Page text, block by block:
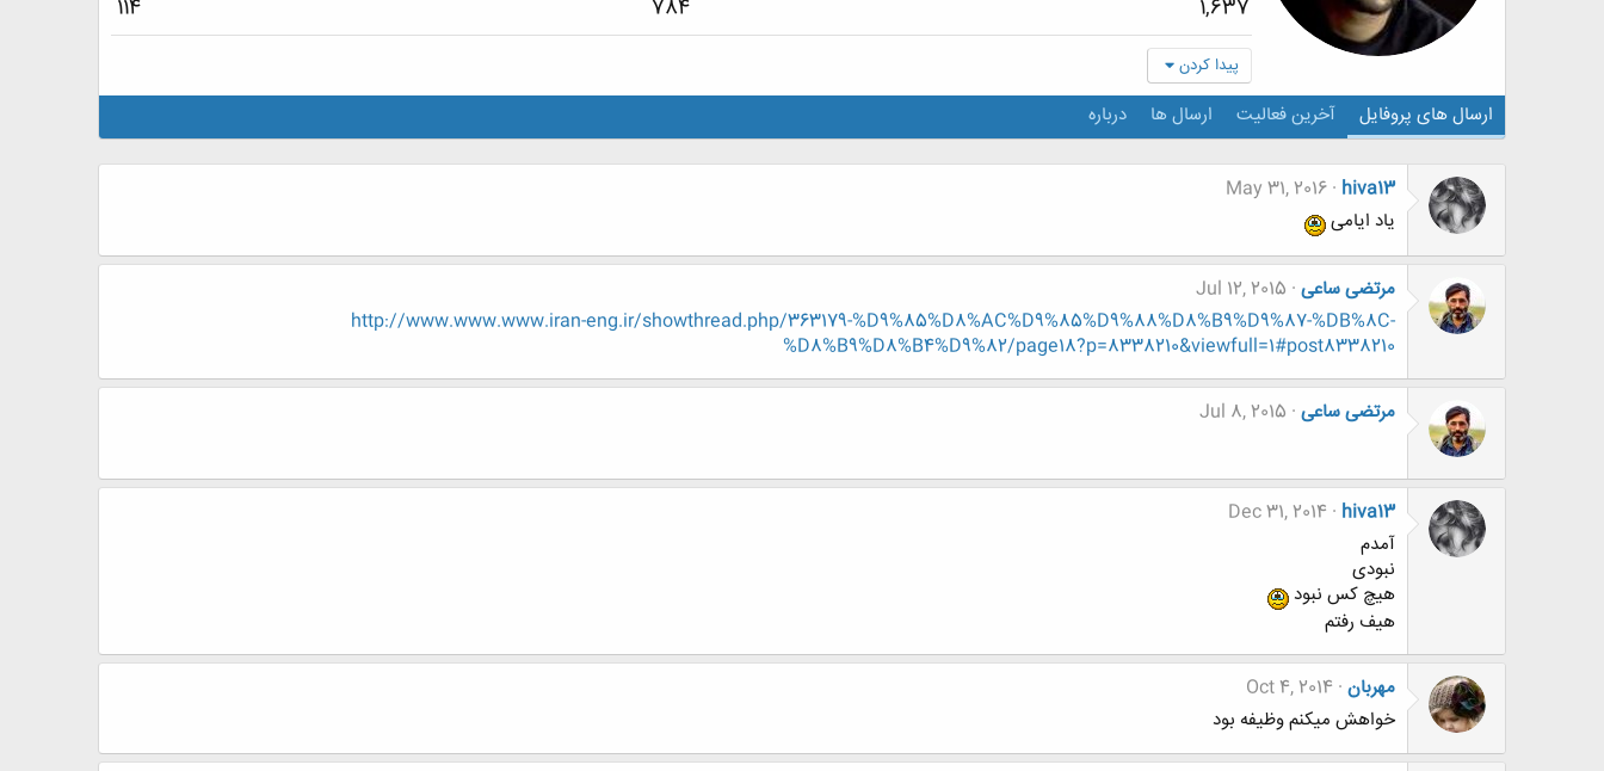
1,637
784
114
پیدا کردن
ارسال های پروفایل آخرین فعالیت ارسال ها درباره
hiva13
May 31, 2016
یاد ایامی
مرتضی ساعی Jul 12, 2015
http://www.www.www.iran-eng.ir/showthread.php/363179-%D9%85%D8%AC%D9%85%D9%88%D8%B9%D9%87-%DB%8C-
%D8%B9%D8%B4%D9%82/page18?p=8338210&viewfull=1#post8338210
مرتضی ساعی Jul 8, 2015
hiva13
Dec 31, 2014
آمدم
نبودی
هیچ کس نبود
هیف رفتم
مهربان Oct 4, 2014
خواهش میکنم وظیفه بود